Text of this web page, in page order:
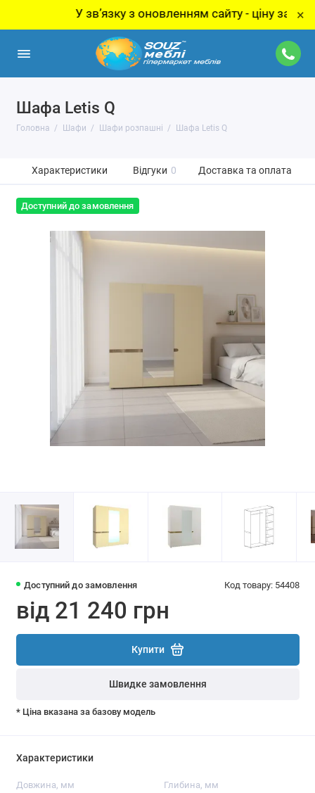
У звʼязку з оновленням сайту - ціну за товар×
Шафа Letis Q
Головна Шафи Шафи розпашні Шафа Letis Q
Характеристики Відгуки 0 Доставка та оплата
Доступний до замовлення
Доступний до замовлення Код товару: 54408
від 21 240 грн
Купити
Швидке замовлення
* Ціна вказана за базову модель
Характеристики
Довжина, мм Глибина, мм